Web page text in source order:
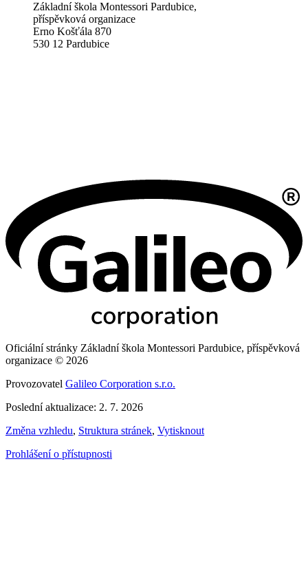
Základní škola Montessori Pardubice,
příspěvková organizace
Erno Košťála 870
530 12 Pardubice
Oficiální stránky Základní škola Montessori Pardubice, příspěvková
organizace © 2026
Provozovatel Galileo Corporation s.r.o.
Poslední aktualizace: 2. 7. 2026
Změna vzhledu, Struktura stránek, Vytisknout
Prohlášení o přístupnosti